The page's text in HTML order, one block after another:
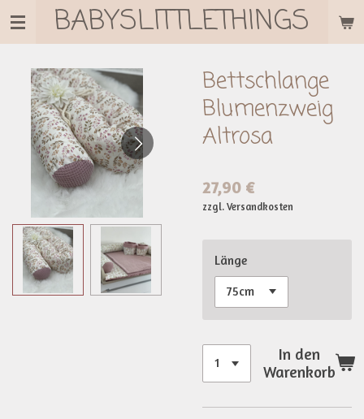
Zum
HauptinhaltBABYSLITTLETHINGS
Bettschlange
Blumenzweig
Altrosa
27,90 €
zzgl. Versandkosten
Länge
In den
Warenkorb